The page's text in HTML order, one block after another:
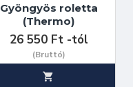
Gyöngyös roletta
(Thermo)
26 550 Ft -tól
(Bruttó)